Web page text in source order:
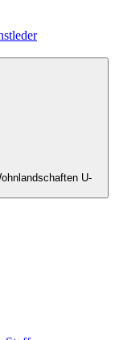
U-